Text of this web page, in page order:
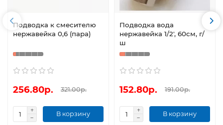
Подводка к смесителю
нержавейка 0,6 (пара)
256.80р. 321.00р.
В корзину
Подводка вода
нержавейка 1/2', 60см, г/
ш
152.80р. 191.00р.
В корзину